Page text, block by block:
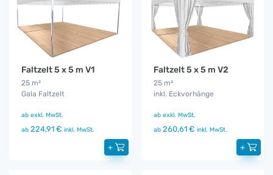
Faltzelt 5 x 5 m V1
25 m²
Gala Faltzelt
ab exkl. MwSt.
ab 224,91 € inkl. MwSt.
+
Faltzelt 5 x 5 m V2
25 m²
inkl. Eckvorhänge
ab exkl. MwSt.
ab 260,61 € inkl. MwSt.
+